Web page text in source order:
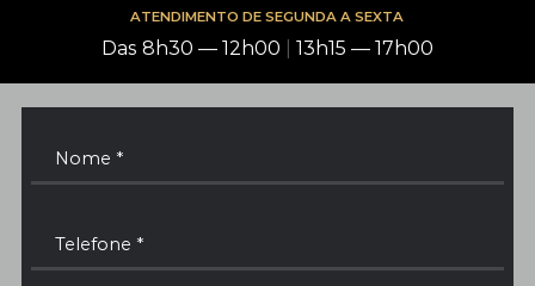
ATENDIMENTO DE SEGUNDA A SEXTA
Das 8h30 — 12h00 13h15 — 17h00